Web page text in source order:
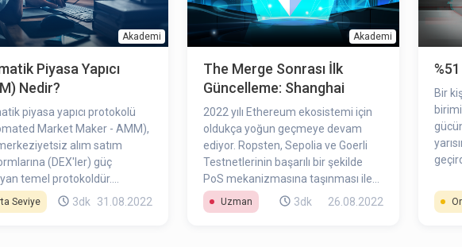
Akademi
Piyasa Yapıcı
Nedir?
piyasa yapıcı protokolü
Market Maker - AMM),
alım satım
(DEX'ler) güç
temel protokoldür.
bir piyasa yapıcı (AMM),
geleneksel alıcı ve satıcı
Seviye 3dk 31.08.2022
Akademi
The Merge Sonrası İlk
Güncelleme: Shanghai
2022 yılı Ethereum ekosistemi için
oldukça yoğun geçmeye devam
ediyor. Ropsten, Sepolia ve Goerli
Testnetlerinin başarılı bir şekilde
PoS mekanizmasına taşınması ile
Ethereum Ana Ağı’nda
gerçekleşecek olan The Merge için
Uzman 3dk 26.08.2022
%51
Bir